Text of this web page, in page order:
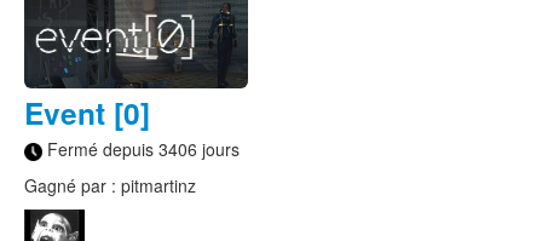
Event [0]
Fermé depuis 3406 jours
Gagné par : pitmartinz